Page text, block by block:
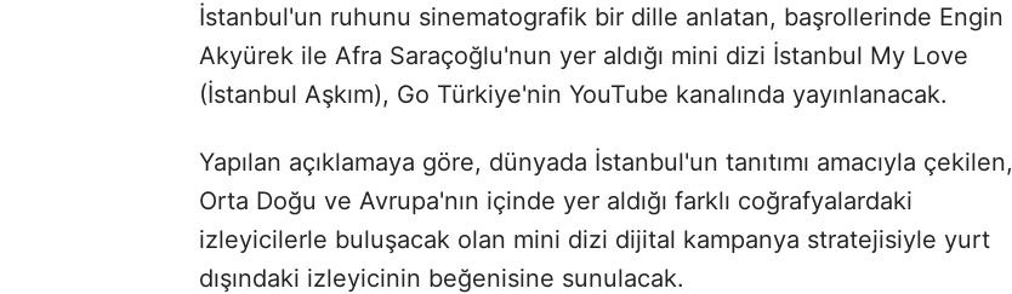
İstanbul'un ruhunu sinematografik bir dille anlatan, başrollerinde Engin
Akyürek ile Afra Saraçoğlu'nun yer aldığı mini dizi İstanbul My Love
(İstanbul Aşkım), Go Türkiye'nin YouTube kanalında yayınlanacak.
Yapılan açıklamaya göre, dünyada İstanbul'un tanıtımı amacıyla çekilen,
Orta Doğu ve Avrupa'nın içinde yer aldığı farklı coğrafyalardaki
izleyicilerle buluşacak olan mini dizi dijital kampanya stratejisiyle yurt
dışındaki izleyicinin beğenisine sunulacak.